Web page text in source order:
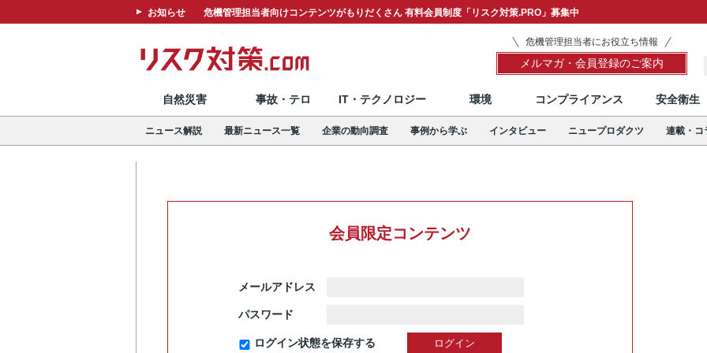
お知らせ 危機管理担当者向けコンテンツがもりだくさん 有料会員制度「リスク対策.PRO」募集中
危機管理担当者にお役立ち情報
メルマガ・会員登録のご案内
自然災害 事故・テロ IT・テクノロジー 環境 コンプライアンス 安全衛生
ニュース解説 最新ニュース一覧 企業の動向調査 事例から学ぶ インタビュー ニュープロダクツ 連載・コ
会員限定コンテンツ
メールアドレス
パスワード
ログイン状態を保存する